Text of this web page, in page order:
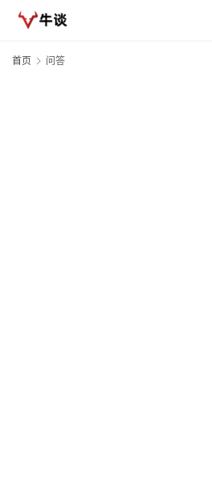
首页 问答